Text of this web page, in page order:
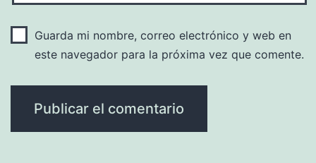
Guarda mi nombre, correo electrónico y web en
este navegador para la próxima vez que comente.